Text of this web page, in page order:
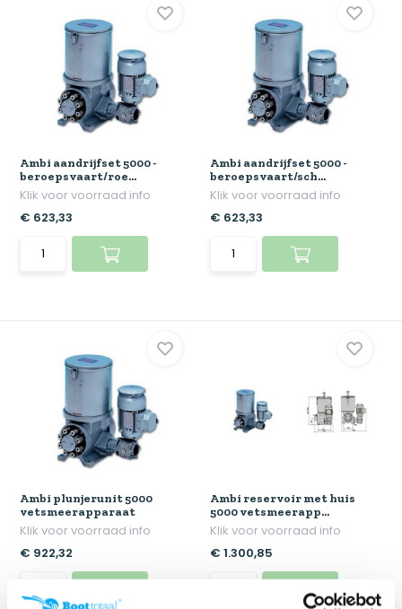
Ambi aandrijfset 5000 -
beroepsvaart/roe...
Klik voor voorraad info
€ 623,33
Ambi aandrijfset 5000 -
beroepsvaart/sch...
Klik voor voorraad info
€ 623,33
Ambi plunjerunit 5000
vetsmeerapparaat
Klik voor voorraad info
€ 922,32
Ambi reservoir met huis
5000 vetsmeerapp...
Klik voor voorraad info
€ 1.300,85